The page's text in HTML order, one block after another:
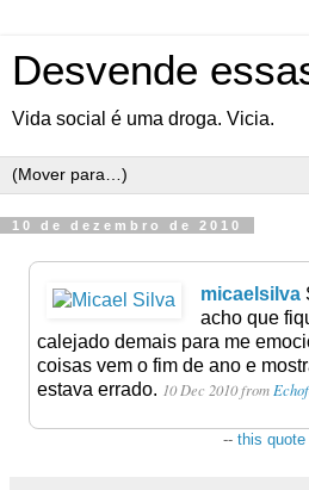
Desvende
Vida social é uma droga. Vicia.
10 de dezembro de 2010
micaelsilva
acho que
calejado demais para me
coisas vem o fim de ano e
estava errado. 10 Dec 2010from
-- this quote